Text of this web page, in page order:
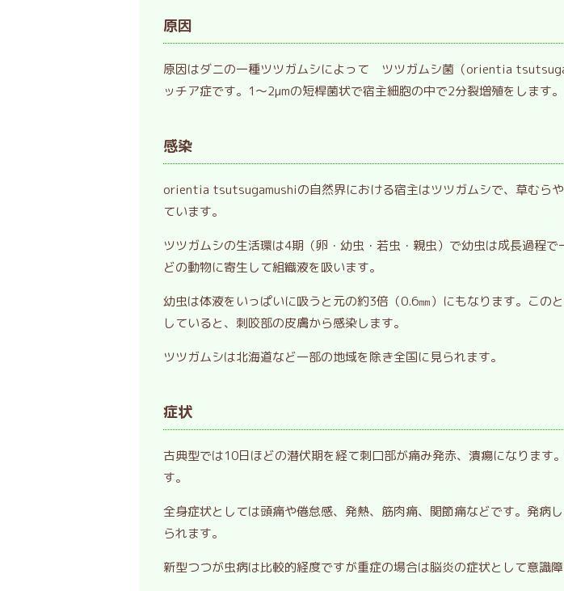
原因
原因はダニの一種ツツガムシによって ツツガムシ菌（orientia
ッチア症です。1～2μmの短桿菌状で宿主細胞の中で2分裂増殖をします。
感染
orientia tsutsugamushiの自然界における宿主はツツガムシで、草むら
ています。
ツツガムシの生活環は4期（卵・幼虫・若虫・親虫）で幼虫は成長過程
どの動物に寄生して組織液を吸います。
幼虫は体液をいっぱいに吸うと元の約3倍（0.6㎜）にもなります。この
していると、刺咬部の皮膚から感染します。
ツツガムシは北海道など一部の地域を除き全国に見られます。
症状
古典型では10日ほどの潜伏期を経て刺口部が痛み発赤、潰瘍になります
す。
全身症状としては頭痛や倦怠感、発熱、筋肉痛、関節痛などです。発病
られます。
新型つつが虫病は比較的経度ですが重症の場合は脳炎の症状として意識障